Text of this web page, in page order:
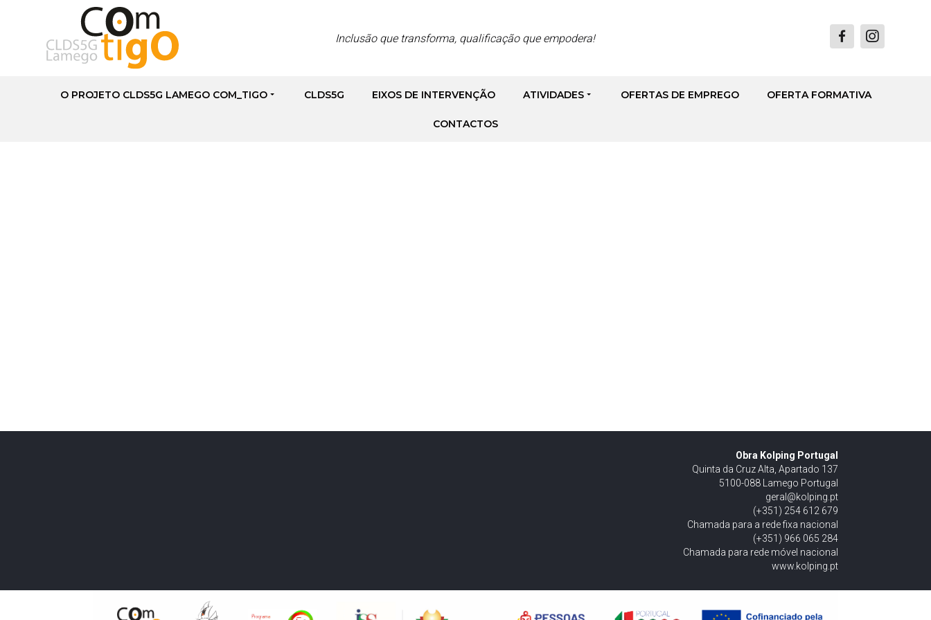
Inclusão que transforma, qualificação que empodera!
O PROJETO CLDS5G LAMEGO COM_TIGO CLDS5G EIXOS DE INTERVENÇÃO ATIVIDADES OFERTAS DE EMPREGO OFERTA FORMATIVA
CONTACTOS
Obra Kolping Portugal
Quinta da Cruz Alta, Apartado 137
5100-088 Lamego Portugal
geral@kolping.pt
(+351) 254 612 679
Chamada para a rede fixa nacional
(+351) 966 065 284
Chamada para rede móvel nacional
www.kolping.pt